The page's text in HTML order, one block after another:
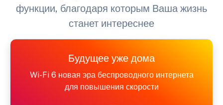
функции, благодаря которым Ваша жизнь
станет интереснее
Будущее уже дома
Wi-Fi 6 новая эра беспроводного интернета
для повышения скорости